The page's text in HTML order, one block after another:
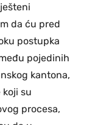
da ću pred
postupka
pojedinih
kantona,
koji su
procesa,